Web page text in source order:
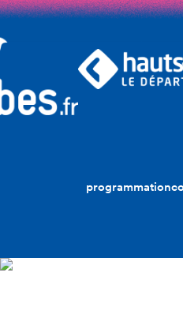
programmation